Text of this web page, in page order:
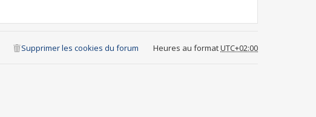
Heures au formatUTC+02:00
Supprimer les cookies du forum